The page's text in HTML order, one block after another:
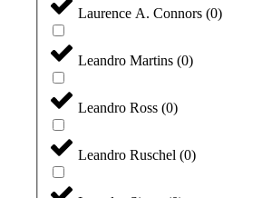
Laurence A. Connors (0)
Leandro Martins (0)
Leandro Ross (0)
Leandro Ruschel (0)